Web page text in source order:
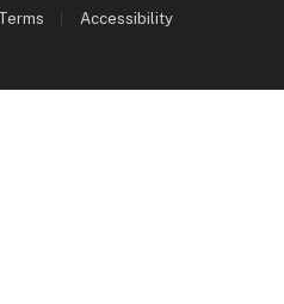
Terms Accessibility